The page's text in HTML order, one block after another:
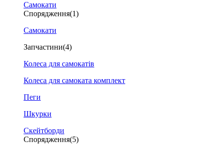
Самокати
Спорядження(1)
Самокати
Запчастини(4)
Колеса для самокатів
Колеса для самоката комплект
Пеги
Шкурки
Скейтборди
Спорядження(5)